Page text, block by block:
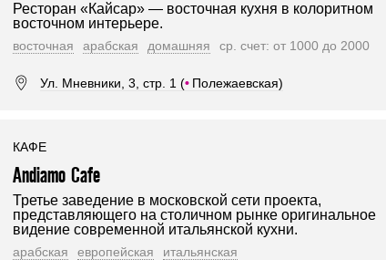
Ресторан «Кайсар» — восточная кухня в колоритном
восточном интерьере.
восточная арабская домашняя ср. счет: от 1000 до 2000
Ул. Мневники, 3, стр. 1 (• Полежаевская)
КАФЕ
Andiamo Cafe
Третье заведение в московской сети проекта,
представляющего на столичном рынке оригинальное
видение современной итальянской кухни.
арабская европейская
итальянская